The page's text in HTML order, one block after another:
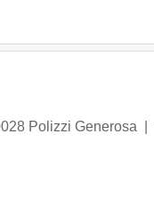
Polizzi Generosa